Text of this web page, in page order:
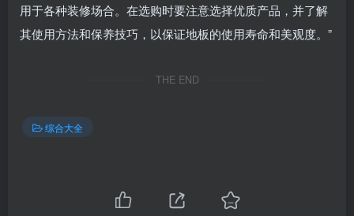
用于各种装修场合。在选购时要注意选择优质产品，并了解
其使用方法和保养技巧，以保证地板的使用寿命和美观度。”
THE END
综合大全